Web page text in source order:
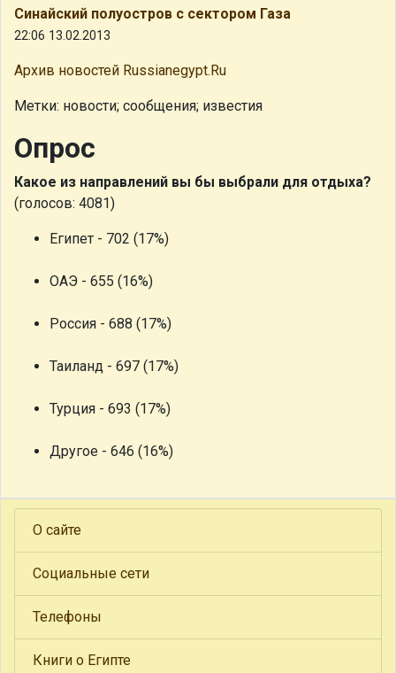
Синайский полуостров с сектором Газа
22:06 13.02.2013
Архив новостей Russianegypt.Ru
Метки: новости; сообщения; известия
Опрос
Какое из направлений вы бы выбрали для отдыха?
(голосов: 4081)
Египет - 702 (17%)
ОАЭ - 655 (16%)
Россия - 688 (17%)
Таиланд - 697 (17%)
Турция - 693 (17%)
Другое - 646 (16%)
О сайте
Социальные сети
Телефоны
Книги о Египте